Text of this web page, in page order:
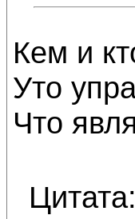
Кем и
Уто
Что
Цитата: